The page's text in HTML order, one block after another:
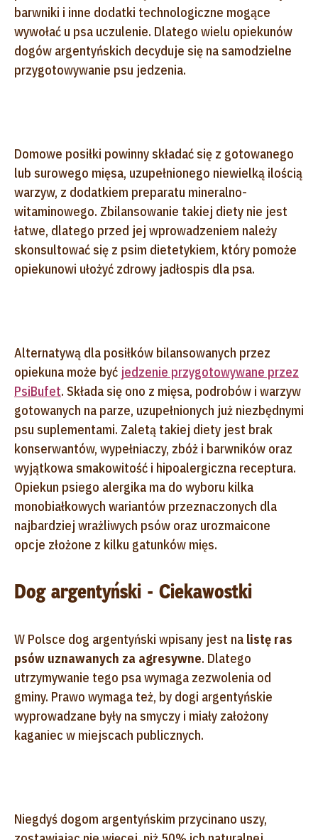
barwniki i inne dodatki technologiczne mogące
wywołać u psa uczulenie. Dlatego wielu opiekunów
dogów argentyńskich decyduje się na samodzielne
przygotowywanie psu jedzenia.
Domowe posiłki powinny składać się z gotowanego
lub surowego mięsa, uzupełnionego niewielką ilością
warzyw, z dodatkiem preparatu mineralno-
witaminowego. Zbilansowanie takiej diety nie jest
łatwe, dlatego przed jej wprowadzeniem należy
skonsultować się z psim dietetykiem, który pomoże
opiekunowi ułożyć zdrowy jadłospis dla psa.
Alternatywą dla posiłków bilansowanych przez
opiekuna może być jedzenie przygotowywane przez
PsiBufet. Składa się ono z mięsa, podrobów i warzyw
gotowanych na parze, uzupełnionych już niezbędnymi
psu suplementami. Zaletą takiej diety jest brak
konserwantów, wypełniaczy, zbóż i barwników oraz
wyjątkowa smakowitość i hipoalergiczna receptura.
Opiekun psiego alergika ma do wyboru kilka
monobiałkowych wariantów przeznaczonych dla
najbardziej wrażliwych psów oraz urozmaicone
opcje złożone z kilku gatunków mięs.
Dog argentyński - Ciekawostki
W Polsce dog argentyński wpisany jest na listę ras
psów uznawanych za agresywne. Dlatego
utrzymywanie tego psa wymaga zezwolenia od
gminy. Prawo wymaga też, by dogi argentyńskie
wyprowadzane były na smyczy i miały założony
kaganiec w miejscach publicznych.
Niegdyś dogom argentyńskim przycinano uszy,